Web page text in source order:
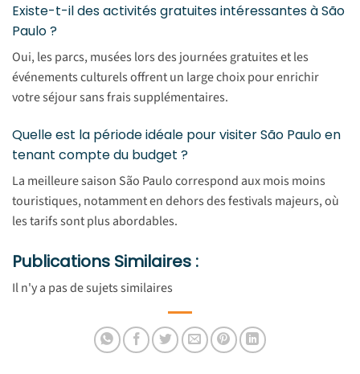
Existe-t-il des activités gratuites intéressantes à São
Paulo ?
Oui, les parcs, musées lors des journées gratuites et les
événements culturels offrent un large choix pour enrichir
votre séjour sans frais supplémentaires.
Quelle est la période idéale pour visiter São Paulo en
tenant compte du budget ?
La meilleure saison São Paulo correspond aux mois moins
touristiques, notamment en dehors des festivals majeurs, où
les tarifs sont plus abordables.
Publications Similaires :
Il n'y a pas de sujets similaires